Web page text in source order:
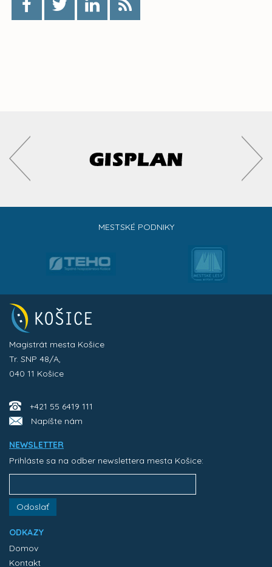
MESTSKÉ PODNIKY
Magistrát mesta Košice
Tr. SNP 48/A,
040 11 Košice
+421 55 6419 111
Napíšte nám
NEWSLETTER
Prihláste sa na odber newslettera mesta Košice:
Odoslať
ODKAZY
Domov
Kontakt